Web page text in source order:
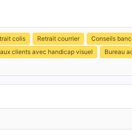
colis Retrait courrier Conseils
clients avec handicap visuel
Bureau